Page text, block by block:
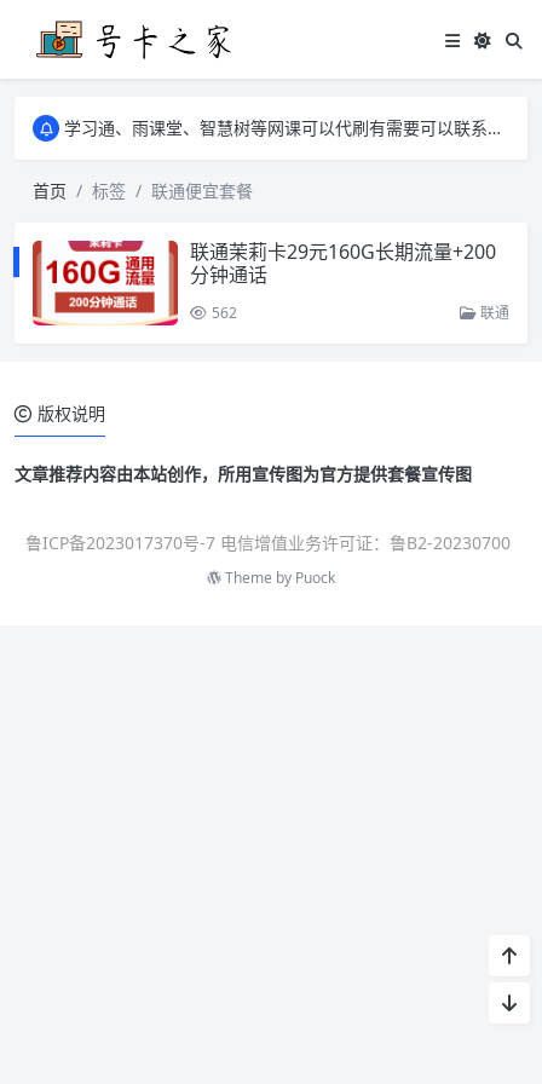
学习通、雨课堂、智慧树等网课可以代刷有需要可以联系邮箱i@tuzi.la
学习通、雨课堂、智慧树等网课可以代刷有需要可以联系邮箱i@tuzi.la
首页
标签 联通便宜套餐
联通茉莉卡29元160G长期流量+200
分钟通话
562 联通
版权说明
文章推荐内容由本站创作，所用宣传图为官方提供套餐宣传图
鲁ICP备2023017370号-7 电信增值业务许可证：鲁B2-20230700
Theme by Puock